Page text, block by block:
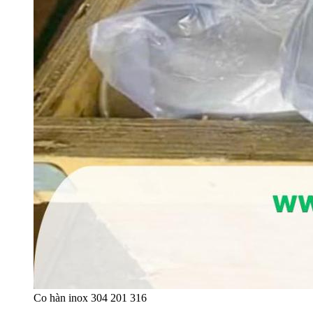
Co hàn inox 304 201 316